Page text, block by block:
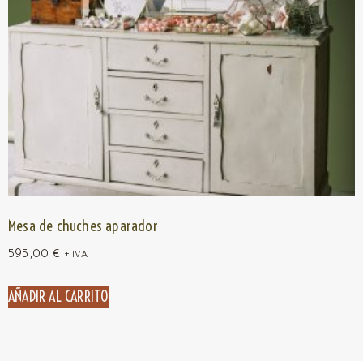
Mesa de chuches aparador
595,00 € + IVA
AÑADIR AL CARRITO